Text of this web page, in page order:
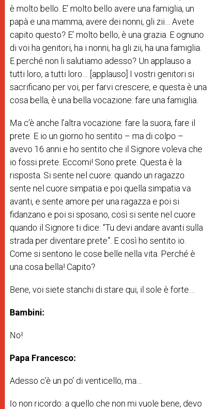
è molto bello. E’ molto bello avere una famiglia, un
papà e una mamma, avere dei nonni, gli zii… Avete
capito questo? E’ molto bello, è una grazia. E ognuno
di voi ha genitori, ha i nonni, ha gli zii, ha una famiglia.
E perché non li salutiamo adesso? Un applauso a
tutti loro, a tutti loro… [applauso] I vostri genitori si
sacrificano per voi, per farvi crescere, e questa è una
cosa bella, è una bella vocazione: fare una famiglia.
Ma c’è anche l’altra vocazione: fare la suora, fare il
prete. E io un giorno ho sentito – ma di colpo –
avevo 16 anni e ho sentito che il Signore voleva che
io fossi prete. Eccomi! Sono prete. Questa è la
risposta. Si sente nel cuore: quando un ragazzo
sente nel cuore simpatia e poi quella simpatia va
avanti, e sente amore per una ragazza e poi si
fidanzano e poi si sposano, così si sente nel cuore
quando il Signore ti dice: “Tu devi andare avanti sulla
strada per diventare prete”. E così ho sentito io.
Come si sentono le cose belle nella vita. Perché è
una cosa bella! Capito?
Bene, voi siete stanchi di stare qui, il sole è forte…
Bambini:
No!
Papa Francesco:
Adesso c’è un po’ di venticello, ma…
Io non ricordo: a quello che non mi vuole bene, devo